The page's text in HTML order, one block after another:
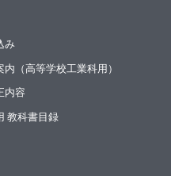
み
（高等学校工業科用）
内容
教科書目録